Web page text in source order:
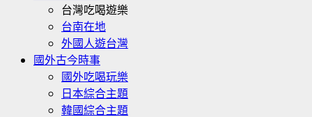
台灣吃喝遊樂
台南在地
外國人遊台灣
國外古今時事
國外吃喝玩樂
日本綜合主題
韓國綜合主題